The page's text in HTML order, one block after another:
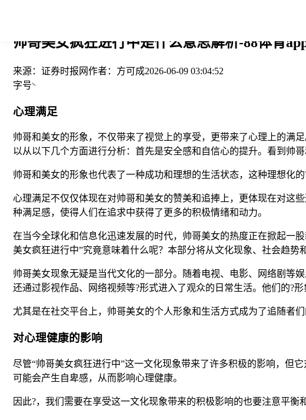
帅哥美女疯狂进行中是什么意思解析-88体育
来源： 证券时报网作者： 方可成2026-06-09 03:04:52
字号
心理满足
帅哥和美女的形象，不仅带来了视觉上的享受，更带来了心理上的满
以从以下几个方面进行分析：首先是安全感和自信心的提升。看到帅
帅哥和美女的形象也代表了一种成功和理想的生活状态，这种理想化
心理满足不仅仅体现在对帅哥和美女的赞美和追捧上，更体现在对这
种满足感，使得人们在追求中获得了更多的积极情绪和动力。
在当今全球化和信息化迅速发展的时代，帅哥美女的热度正在掀起一
美女疯狂进行中”究竟意味着什么呢？本部分将从文化现象、社会趋势
帅哥美女现象无疑是当代文化的一部分。随着电视、电影、网络剧等
还通过影视作品、网络视频等?形式进入了观众的日常生活。他们的?
尤其是在社交平台上，帅哥美女的个人形象和生活方式成为了追随者们
对心理健康的影响
尽管“帅哥美女疯狂进行中”这一文化现象带来了许多积极的影响，但
可能会产生自卑感，从而影响心理健康。
因此?，我们需要在享受这一文化现象带来的积极影响的也要注意平